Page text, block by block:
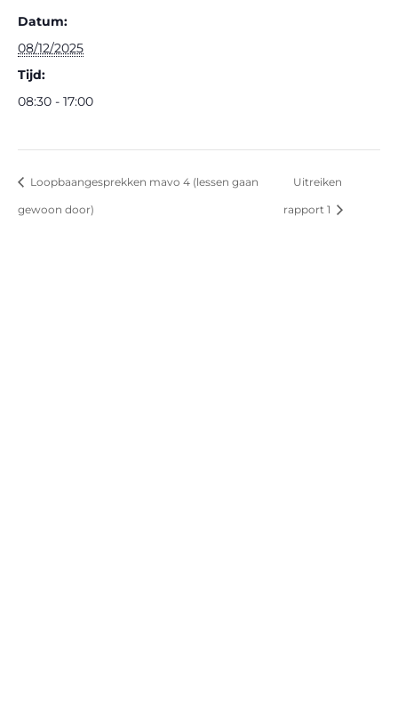
Datum:
08/12/2025
Tijd:
08:30 - 17:00
Loopbaangesprekken mavo 4 (lessen gaan
gewoon door)
Uitreiken
rapport 1